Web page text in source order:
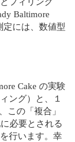
Baltimore
定には、数値型
Cake の実験
ング）と、１
この「複合」
必要とされる
行います。幸